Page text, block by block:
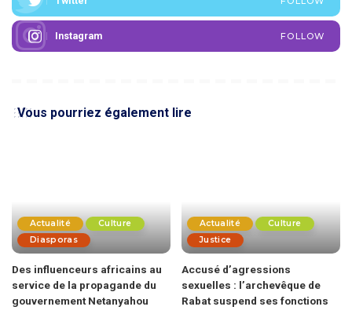
Instagram FOLLOW
Vous pourriez également lire
Actualité
Culture
Diasporas
Des influenceurs africains au
service de la propagande du
gouvernement Netanyahou
Actualité
Culture
Justice
Accusé d’agressions
sexuelles : l’archevêque de
Rabat suspend ses fonctions